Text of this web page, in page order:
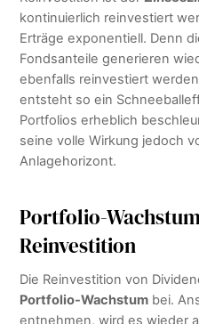
kontinuierlich reinvestiert
Erträge exponentiell. Denn
Fondsanteile generieren
ebenfalls reinvestiert
entsteht so ein
Portfolios erheblich
seine volle Wirkung jedoch
Anlagehorizont.
Portfolio-
Reinvestition
Die Reinvestition von
Portfolio-Wachstum bei.